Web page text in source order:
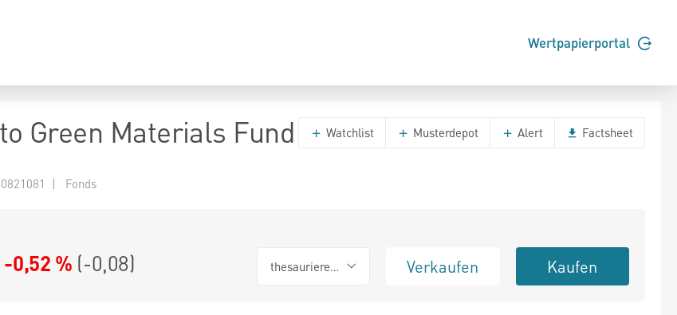
Wertpapierportal
Green Materials Fund
| Fonds
Watchlist Musterdepot Alert Factsheet
-0,52 % (-0,08) thesaurierend Verkaufen Kaufen